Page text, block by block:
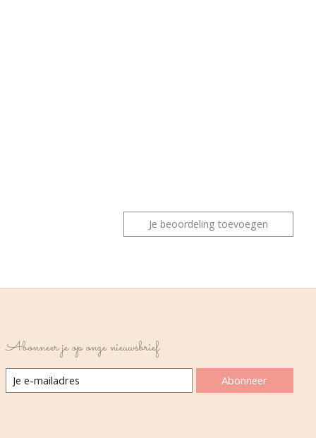
Je beoordeling toevoegen
Abonneer je op onze nieuwsbrief
Abonneer